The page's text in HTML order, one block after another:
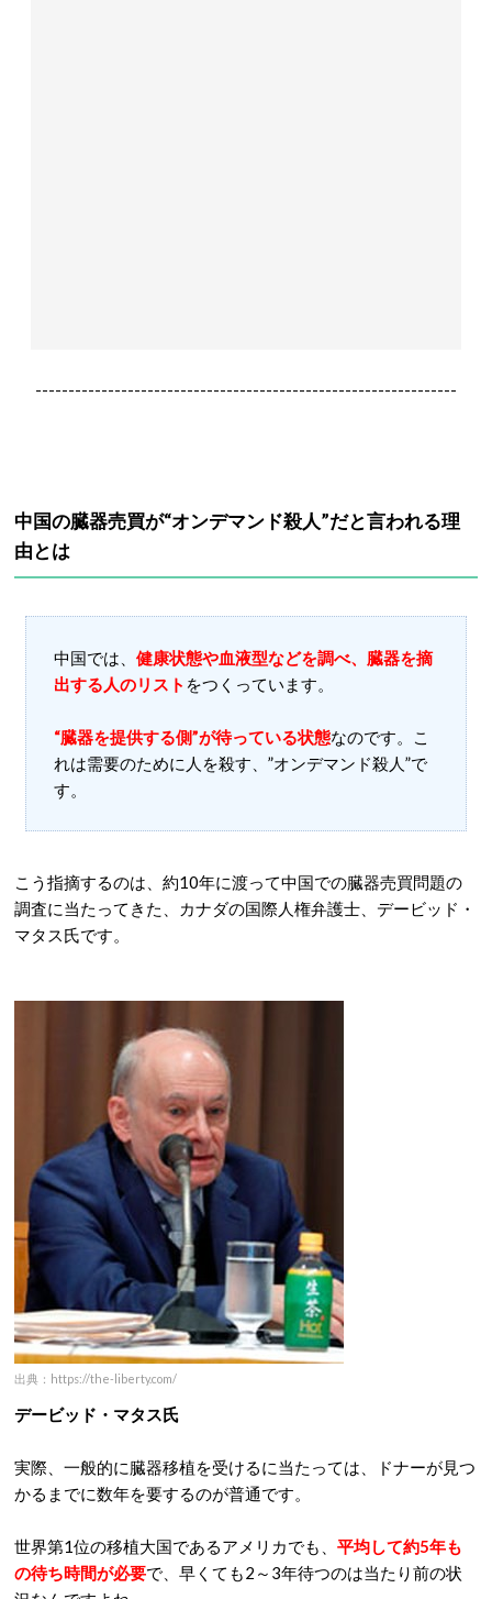
----------------------------------------------------------------
中国の臓器売買が“オンデマンド殺人”だと言われる理
由とは
中国では、 健康状態や血液型などを調べ、臓器を摘
出する人のリスト をつくっています。
“臓器を提供する側”が待っている状態なのです。こ
れは需要のために人を殺す、”オンデマンド殺人”で
す。
こう指摘するのは、約10年に渡って中国での臓器売買問題の
調査に当たってきた、カナダの国際人権弁護士、デービッド・
マタス氏です。
出典：https://the-liberty.com/
デービッド・マタス氏
実際、一般的に臓器移植を受けるに当たっては、ドナーが見つ
かるまでに数年を要するのが普通です。
世界第1位の移植大国であるアメリカでも、 平均して約5年も
の待ち時間が必要で、早くても2～3年待つのは当たり前の状